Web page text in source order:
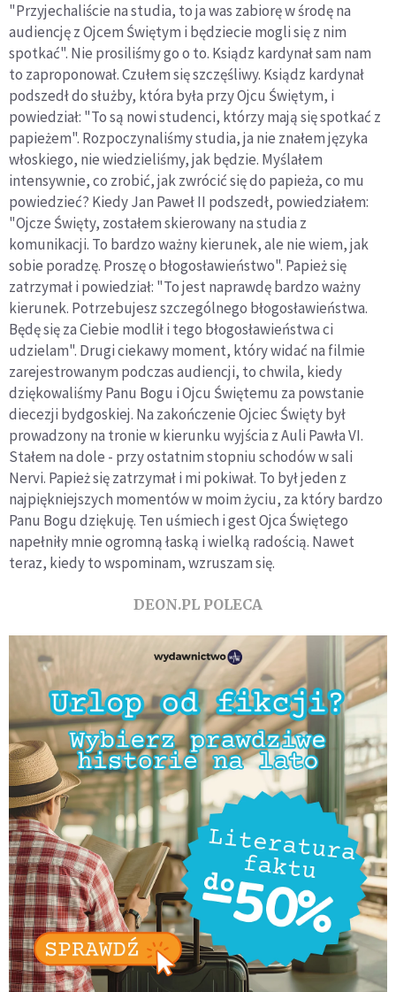
"Przyjechaliście na studia, to ja was zabiorę w środę na
audiencję z Ojcem Świętym i będziecie mogli się z nim
spotkać". Nie prosiliśmy go o to. Ksiądz kardynał sam nam
to zaproponował. Czułem się szczęśliwy. Ksiądz kardynał
podszedł do służby, która była przy Ojcu Świętym, i
powiedział: "To są nowi studenci, którzy mają się spotkać z
papieżem". Rozpoczynaliśmy studia, ja nie znałem języka
włoskiego, nie wiedzieliśmy, jak będzie. Myślałem
intensywnie, co zrobić, jak zwrócić się do papieża, co mu
powiedzieć? Kiedy Jan Paweł II podszedł, powiedziałem:
"Ojcze Święty, zostałem skierowany na studia z
komunikacji. To bardzo ważny kierunek, ale nie wiem, jak
sobie poradzę. Proszę o błogosławieństwo". Papież się
zatrzymał i powiedział: "To jest naprawdę bardzo ważny
kierunek. Potrzebujesz szczególnego błogosławieństwa.
Będę się za Ciebie modlił i tego błogosławieństwa ci
udzielam". Drugi ciekawy moment, który widać na filmie
zarejestrowanym podczas audiencji, to chwila, kiedy
dziękowaliśmy Panu Bogu i Ojcu Świętemu za powstanie
diecezji bydgoskiej. Na zakończenie Ojciec Święty był
prowadzony na tronie w kierunku wyjścia z Auli Pawła VI.
Stałem na dole - przy ostatnim stopniu schodów w sali
Nervi. Papież się zatrzymał i mi pokiwał. To był jeden z
najpiękniejszych momentów w moim życiu, za który bardzo
Panu Bogu dziękuję. Ten uśmiech i gest Ojca Świętego
napełniły mnie ogromną łaską i wielką radością. Nawet
teraz, kiedy to wspominam, wzruszam się.
DEON.PL POLECA